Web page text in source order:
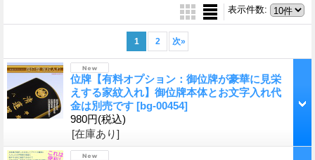
表示件数:
1 2 次»
位牌【有料オプション：御位牌が豪華に見栄
えする家紋入れ】御位牌本体とお文字入れ代
金は別売です [bg-00454]
980円(税込)
[在庫あり]